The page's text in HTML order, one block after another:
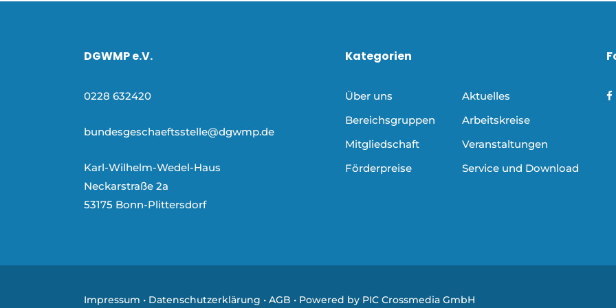
DGWMP e.V.
0228 632420
bundesgeschaeftsstelle@dgwmp.de
Karl-Wilhelm-Wedel-Haus
Neckarstraße 2a
53175 Bonn-Plittersdorf
Kategorien
Über uns
Aktuelles
Bereichsgruppen
Arbeitskreise
Mitgliedschaft
Veranstaltungen
Förderpreise
Service und Download
Impressum • Datenschutzerklärung • AGB • Powered by PIC Crossmedia GmbH